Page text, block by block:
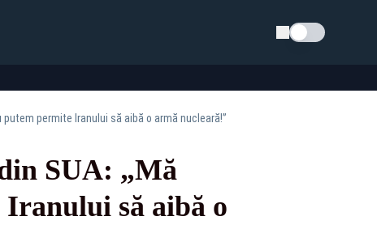
Schimba tema
permite Iranului să aibă o armă nucleară!”
SUA: „Mă
să aibă o